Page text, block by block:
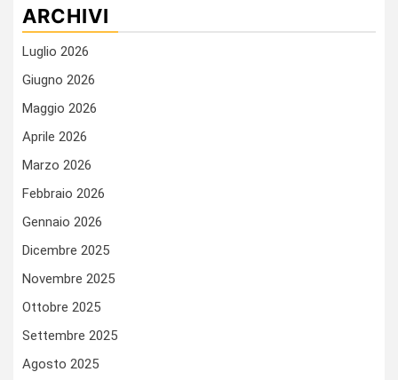
ARCHIVI
Luglio 2026
Giugno 2026
Maggio 2026
Aprile 2026
Marzo 2026
Febbraio 2026
Gennaio 2026
Dicembre 2025
Novembre 2025
Ottobre 2025
Settembre 2025
Agosto 2025